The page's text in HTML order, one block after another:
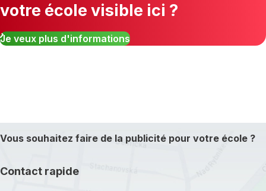
votre école visible ici ?
Je veux plus d'informations
Vous souhaitez faire de la publicité pour votre école ?
Contact rapide